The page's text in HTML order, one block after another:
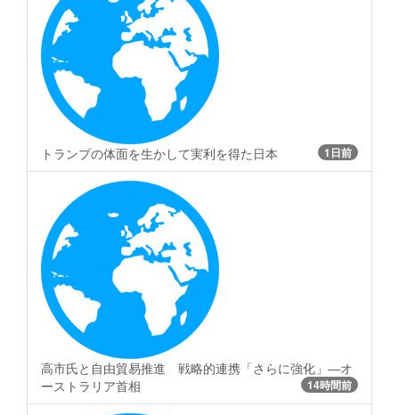
トランプの体面を生かして実利を得た日本 1日前
高市氏と自由貿易推進 戦略的連携「さらに強化」―オ
ーストラリア首相
14時間前